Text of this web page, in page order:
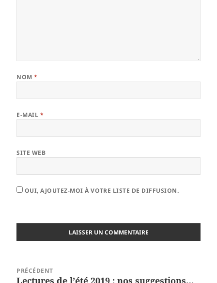
NOM*
E-MAIL *
SITE WEB
OUI, AJOUTEZ-MOI À VOTRE LISTE DE DIFFUSION.
PRÉCÉDENT
Article
Lectures de l’été 2019 : nos suggestions…